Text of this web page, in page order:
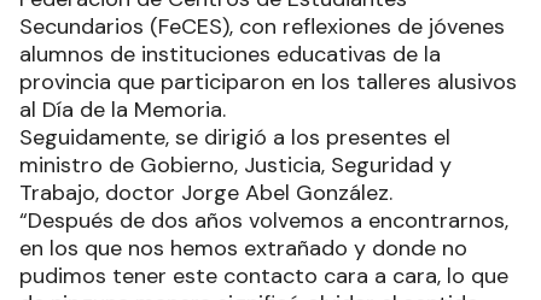
Secundarios (FeCES), con reflexiones de jóvenes
alumnos de instituciones educativas de la
provincia que participaron en los talleres alusivos
al Día de la Memoria.
Seguidamente, se dirigió a los presentes el
ministro de Gobierno, Justicia, Seguridad y
Trabajo, doctor Jorge Abel González.
“Después de dos años volvemos a encontrarnos,
en los que nos hemos extrañado y donde no
pudimos tener este contacto cara a cara, lo que